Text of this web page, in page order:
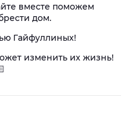
вместе поможем
дом.
Гайфуллиных!
изменить их жизнь!